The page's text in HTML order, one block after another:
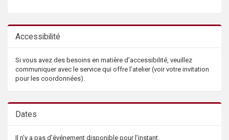
Accessibilité
Si vous avez des besoins en matière d’accessibilité, veuillez
communiquer avec le service qui offre l’atelier (voir votre invitation
pour les coordonnées).
Dates
Il n'y a pas d'événement disponible pour l'instant.